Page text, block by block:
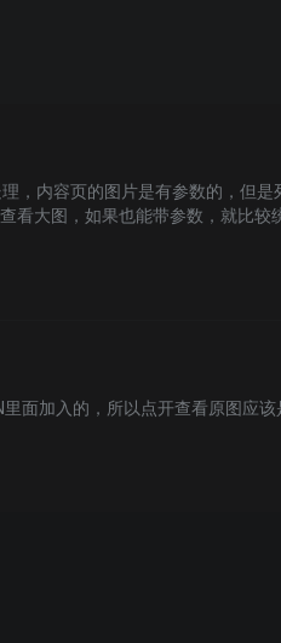
，内容页的图片是有参数的，但是
看大图，如果也能带参数，就比较
面加入的，所以点开查看原图应该